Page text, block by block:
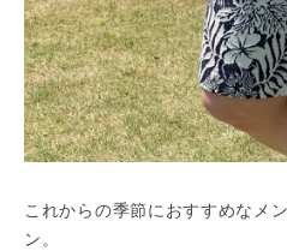
これからの季節におすすめなメ
ン。